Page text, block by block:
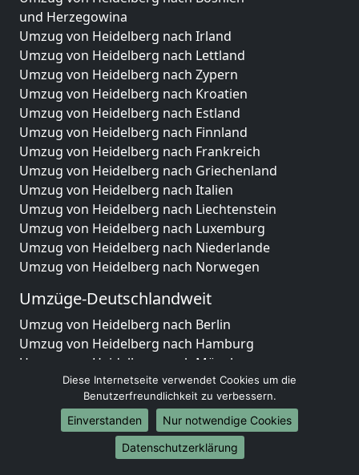
und Herzegowina
Umzug von Heidelberg nach Irland
Umzug von Heidelberg nach Lettland
Umzug von Heidelberg nach Zypern
Umzug von Heidelberg nach Kroatien
Umzug von Heidelberg nach Estland
Umzug von Heidelberg nach Finnland
Umzug von Heidelberg nach Frankreich
Umzug von Heidelberg nach Griechenland
Umzug von Heidelberg nach Italien
Umzug von Heidelberg nach Liechtenstein
Umzug von Heidelberg nach Luxemburg
Umzug von Heidelberg nach Niederlande
Umzug von Heidelberg nach Norwegen
Umzüge-Deutschlandweit
Umzug von Heidelberg nach Berlin
Umzug von Heidelberg nach Hamburg
Umzug von Heidelberg nach München
Umzug von Heidelberg nach Köln
Umzug von Heidelberg nach Frankfurt am Main
Umzug von Heidelberg nach Stuttgart
Umzug von Heidelberg nach Düsseldorf
Umzug von Heidelberg nach Leipzig
Diese Internetseite verwendet Cookies um die
Benutzerfreundlichkeit zu verbessern.
Einverstanden
Nur notwendige Cookies
Datenschutzerklärung